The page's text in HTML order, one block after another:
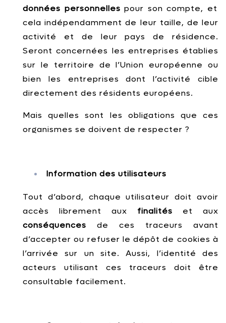
données personnelles pour son compte, et
cela indépendamment de leur taille, de leur
activité et de leur pays de résidence.
Seront concernées les entreprises établies
sur le territoire de l’Union européenne ou
bien les entreprises dont l’activité cible
directement des résidents européens.
Mais quelles sont les obligations que ces
organismes se doivent de respecter ?
Information des utilisateurs
Tout d’abord, chaque utilisateur doit avoir
accès librement aux finalités et aux
conséquences de ces traceurs avant
d’accepter ou refuser le dépôt de cookies à
l’arrivée sur un site. Aussi, l’identité des
acteurs utilisant ces traceurs doit être
consultable facilement.